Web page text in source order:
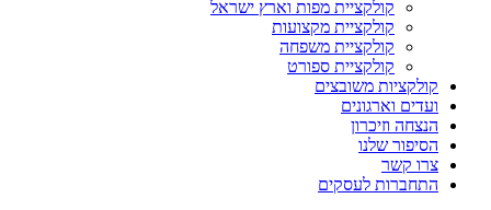
קולקציית מפות וארץ ישראל
קולקציית מקצועות
קולקציית משפחה
קולקציית ספורט
קולקציות משובצים
ועדים וארגונים
הנצחה וזיכרון
הסיפור שלנו
צרו קשר
התחברות לעסקים